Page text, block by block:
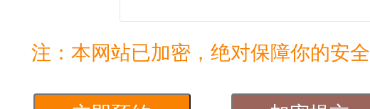
注：本网站已加密，绝对保障你的安